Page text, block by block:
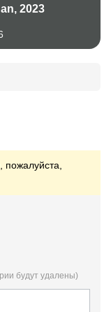
2023
пожалуйста,
будут удалены)